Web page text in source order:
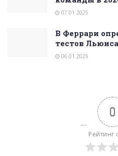
07.01.2025
В Феррари
тестов
06.01.2025
0
Рейтинг